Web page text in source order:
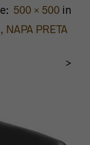
500 × 500 in
NAPA PRETA
>